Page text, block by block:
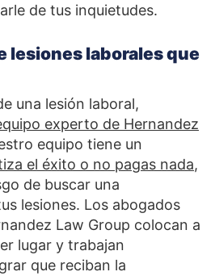
de tus inquietudes.
lesiones laborales que
una lesión laboral,
experto de Hernandez
equipo tiene un
el éxito o no pagas nada,
de buscar una
lesiones. Los abogados
Law Group colocan a
lugar y trabajan
que reciban la